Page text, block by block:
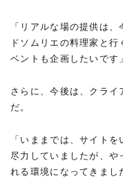
「リアルな場の提供は
ドソムリエの料理家と
ベントも企画したいです
さらに、今後は、クライ
だ。
「いままでは、サイト
尽力していましたが、や
れる環境になってきまし